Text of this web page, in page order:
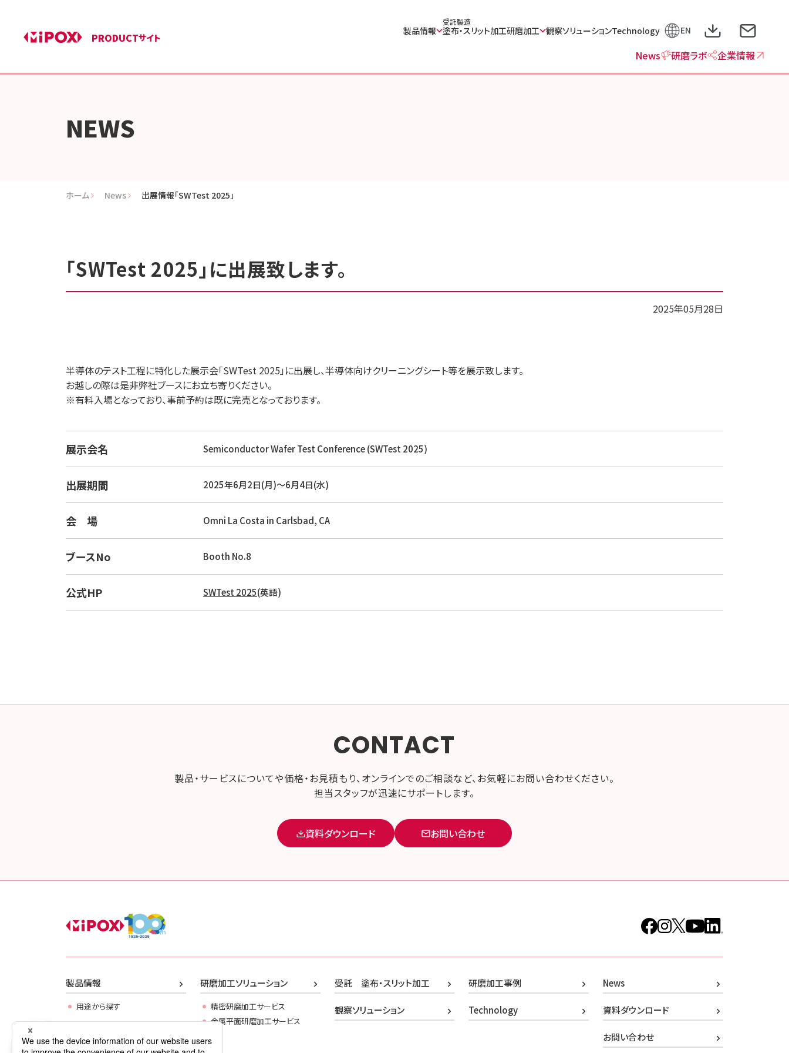
PRODUCTサイト
製品情報
受託製造
塗布・スリット加工研磨加工 観察ソリューションTechnology EN
News 研磨ラボ 企業情報
NEWS
ホーム News 出展情報「SWTest 2025」
「SWTest 2025」に出展致します。
2025年05月28日
半導体のテスト工程に特化した展示会「SWTest 2025」に出展し、半導体向けクリーニングシート等を展示致します。
お越しの際は是非弊社ブースにお立ち寄りください。
※有料入場となっており、事前予約は既に完売となっております。
展示会名 Semiconductor Wafer Test Conference (SWTest 2025)
出展期間 2025年6月2日(月)～6月4日(水)
会 場 Omni La Costa in Carlsbad, CA
ブースNo Booth No.8
公式HP SWTest 2025(英語)
CONTACT
製品・サービスについてや価格・お見積もり、オンラインでのご相談など、お気軽にお問い合わせください。
担当スタッフが迅速にサポートします。
資料ダウンロード お問い合わせ
製品情報
用途から探す
研磨加工ソリューション
精密研磨加工サービス
金属平面研磨加工サービス
受託 塗布・スリット加工
観察ソリューション
研磨加工事例
Technology
News
資料ダウンロード
お問い合わせ